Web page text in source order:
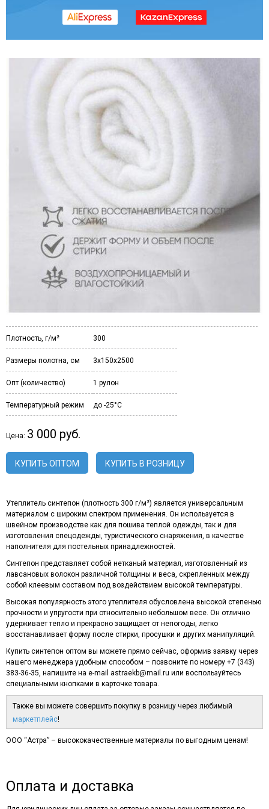
Плотность, г/м² 300
Размеры полотна, см 3х150х2500
Опт (количество) 1 рулон
Температурный режим до -25°C
Цена: 3 000 руб.
КУПИТЬ ОПТОМ КУПИТЬ В РОЗНИЦУ
Утеплитель синтепон (плотность 300 г/м²) является универсальным
материалом с широким спектром применения. Он используется в
швейном производстве как для пошива теплой одежды, так и для
изготовления спецодежды, туристического снаряжения, в качестве
наполнителя для постельных принадлежностей.
Синтепон представляет собой нетканый материал, изготовленный из
лавсановых волокон различной толщины и веса, скрепленных между
собой клеевым составом под воздействием высокой температуры.
Высокая популярность этого утеплителя обусловлена высокой степенью
прочности и упругости при относительно небольшом весе. Он отлично
удерживает тепло и прекрасно защищает от непогоды, легко
восстанавливает форму после стирки, просушки и других манипуляций.
Купить синтепон оптом вы можете прямо сейчас, оформив заявку через
нашего менеджера удобным способом – позвоните по номеру +7 (343)
383-36-35, напишите на e-mail astraekb@mail.ru или воспользуйтесь
специальными кнопками в карточке товара.
Также вы можете совершить покупку в розницу через любимый
маркетплейс!
ООО “Астра” – высококачественные материалы по выгодным ценам!
Оплата и доставка